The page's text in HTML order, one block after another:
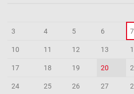
3 4 5 6 7
10 11 12 13
17 18 19 20
24 25 26 27